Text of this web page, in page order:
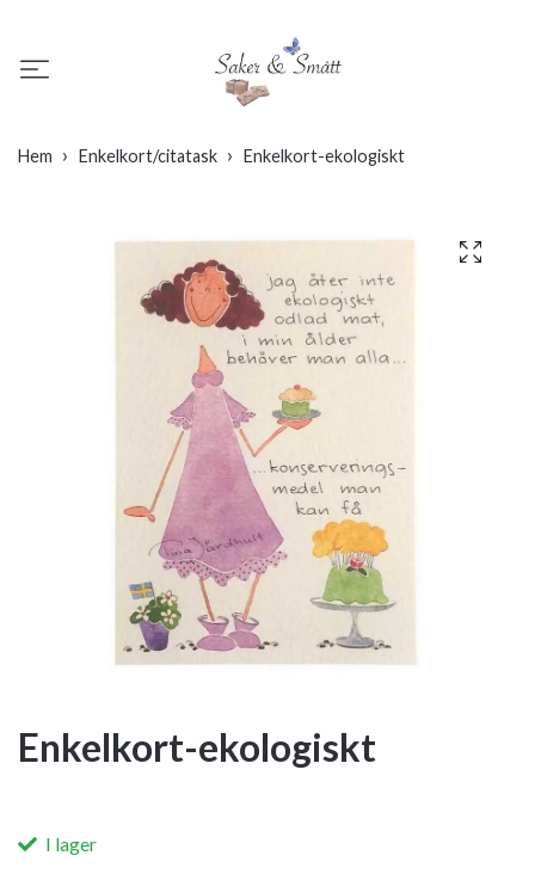
Hem Enkelkort/citatask Enkelkort-ekologiskt
Enkelkort-ekologiskt
I lager